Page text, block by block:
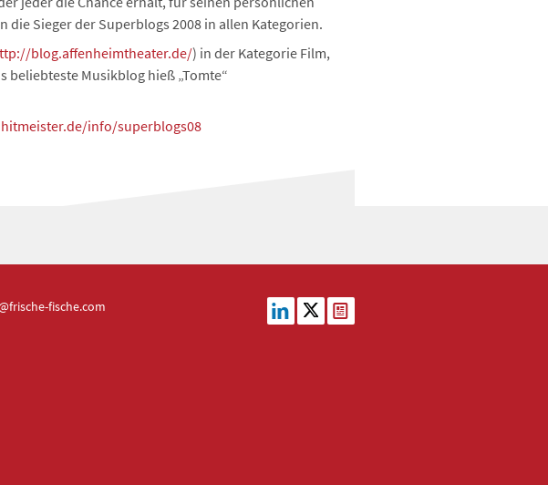
Sieger der Superblogs 2008 in allen Kategorien.
blog.affenheimtheater.de/) in der Kategorie Film,
beliebteste Musikblog hieß „Tomte“
info/superblogs08
fische.com